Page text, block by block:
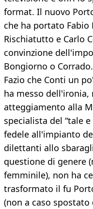
format. Il nuovo
che ha portato Fabio
Rischiatutto e Carlo
convinzione
Bongiorno o
Fazio che Conti un
ha messo
atteggiamento alla
specialista del “tale
fedele all'impianto
dilettanti allo
questione di genere
femminile), non ha
trasformato il fu
(non a caso